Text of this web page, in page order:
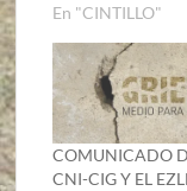
En "CINTILLO"
COMUNICADO
CNI-CIG Y EL